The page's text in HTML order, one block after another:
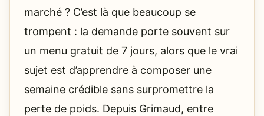
marché ? C’est là que beaucoup se
trompent : la demande porte souvent sur
un menu gratuit de 7 jours, alors que le vrai
sujet est d’apprendre à composer une
semaine crédible sans surpromettre la
perte de poids. Depuis Grimaud, entre